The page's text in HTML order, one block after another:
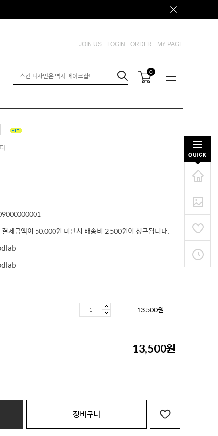
JOIN US LOGIN ORDER MY PAGE
0
결제금액이 50,000원 미만시 배송비 2,500원이 청구됩니다.
13,500원
13,500원
장바구니